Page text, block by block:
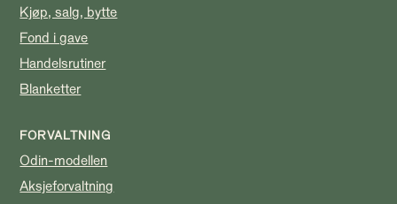
Kjøp, salg, bytte
Fond i gave
Handelsrutiner
Blanketter
FORVALTNING
Odin-modellen
Aksjeforvaltning